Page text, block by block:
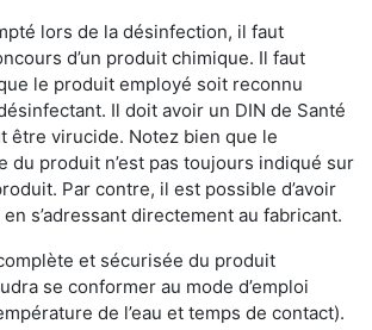
lors de la désinfection, il faut
d’un produit chimique. Il faut
le produit employé soit reconnu
Il doit avoir un DIN de Santé
être virucide. Notez bien que le
du produit n’est pas toujours indiqué sur
Par contre, il est possible d’avoir
s’adressant directement au fabricant.
et sécurisée du produit
se conformer au mode d’emploi
de l’eau et temps de contact).